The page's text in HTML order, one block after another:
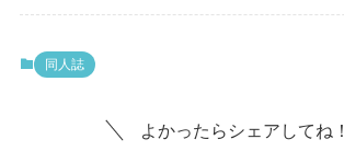
同人誌
よかったらシェアしてね！